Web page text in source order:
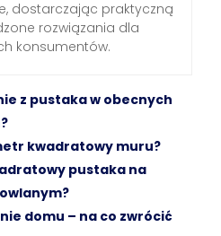
dostarczając praktyczną
rozwiązania dla
konsumentów.
z pustaka w obecnych
kwadratowy muru?
pustaka na
domu – na co zwrócić